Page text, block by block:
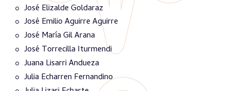
José Elizalde Goldaraz
José Emilio Aguirre Aguirre
José María Gil Arana
José Torrecilla Iturmendi
Juana Lisarri Andueza
Julia Echarren Fernandino